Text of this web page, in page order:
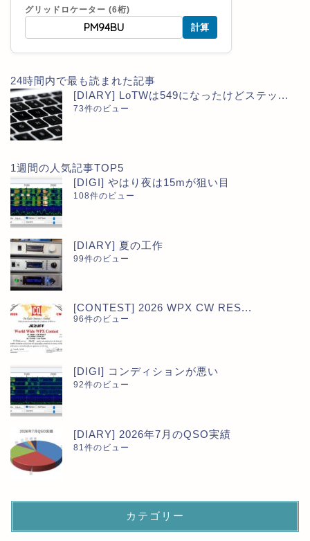
グリッドロケーター (6桁)
計算
24時間内で最も読まれた記事
[DIARY] LoTWは549になったけどステッ...
73件のビュー
1週間の人気記事TOP5
[DIGI] やはり夜は15mが狙い目
108件のビュー
[DIARY] 夏の工作
99件のビュー
[CONTEST] 2026 WPX CW RES...
96件のビュー
[DIGI] コンディションが悪い
92件のビュー
[DIARY] 2026年7月のQSO実績
81件のビュー
カテゴリー